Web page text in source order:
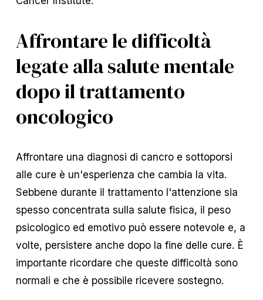
Affrontare le difficoltà
legate alla salute mentale
dopo il trattamento
oncologico
Affrontare una diagnosi di cancro e sottoporsi
alle cure è un'esperienza che cambia la vita.
Sebbene durante il trattamento l'attenzione sia
spesso concentrata sulla salute fisica, il peso
psicologico ed emotivo può essere notevole e, a
volte, persistere anche dopo la fine delle cure. È
importante ricordare che queste difficoltà sono
normali e che è possibile ricevere sostegno.